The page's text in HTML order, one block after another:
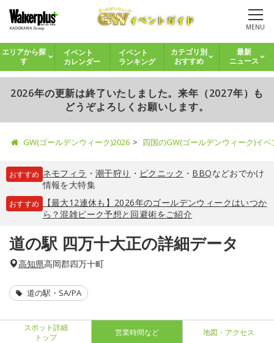
MENU
エリアから探
す
イベント
カレンダー
イベント
ランキング
カテゴリ別
おすすめ
最新
ニュース
2026年の更新は終了いたしました。来年（2027年）も
どうぞよろしくお願いします。
GW(ゴールデンウィーク)2026 四国のGW(ゴールデンウィーク)イ
おすすめ ネモフィラ ・ 潮干狩り ・ ピクニック ・ BBQなどおでかけ
情報を大特集
おすすめ
【最大12連休も】2026年のゴールデンウィークはいつか
ら？混雑ピーク予想と回避術をご紹介
道の駅 四万十大正の詳細データ
高知県高岡郡四万十町
道の駅・SA/PA
スポット詳細
トップ
営業時間など 地図・アクセス